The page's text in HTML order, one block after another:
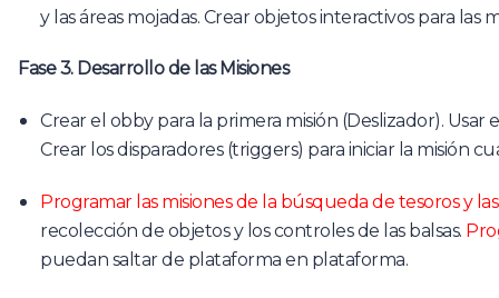
y las áreas mojadas. Crear objetos interactivos para las
Fase 3. Desarrollo de las Misiones
Crear el obby para la primera misión (Deslizador). Usar
Crear los disparadores (triggers) para iniciar la misión
Programar las misiones de la búsqueda de tesoros y
recolección de objetos y los controles de las balsas.
puedan saltar de plataforma en plataforma.